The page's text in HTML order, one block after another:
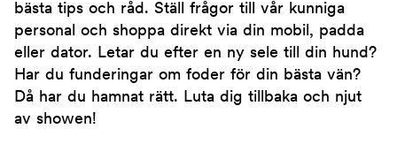
bästa tips och råd. Ställ frågor till vår kunniga
personal och shoppa direkt via din mobil, padda
eller dator. Letar du efter en ny sele till din hund?
Har du funderingar om foder för din bästa vän?
Då har du hamnat rätt. Luta dig tillbaka och njut
av showen!